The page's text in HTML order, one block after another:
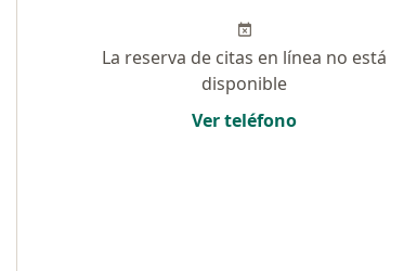
La reserva de citas en línea no está
disponible
Ver teléfono